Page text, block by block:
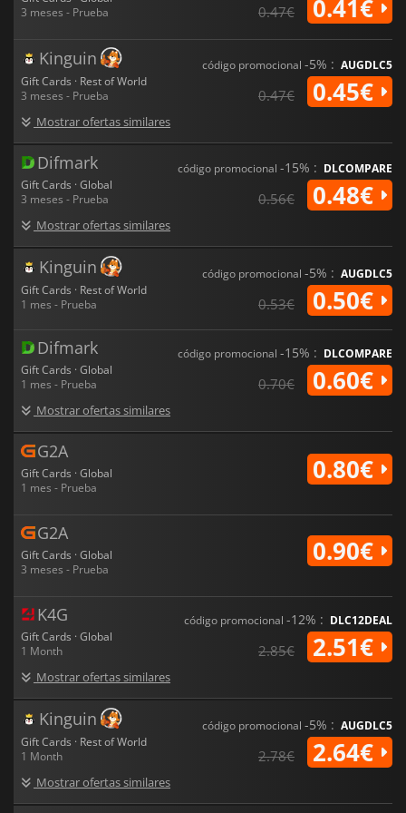
3 meses - Prueba
0.47€ 0.41€
Kinguin
Gift Cards · Rest of World
3 meses - Prueba
Mostrar ofertas similares
código promocional -5% : AUGDLC5
0.47€ 0.45€
Difmark
Gift Cards · Global
3 meses - Prueba
Mostrar ofertas similares
código promocional -15% : DLCOMPARE
0.56€ 0.48€
Kinguin
Gift Cards · Rest of World
1 mes - Prueba
código promocional -5% : AUGDLC5
0.53€ 0.50€
Difmark
Gift Cards · Global
1 mes - Prueba
Mostrar ofertas similares
código promocional -15% : DLCOMPARE
0.70€ 0.60€
G2A
Gift Cards · Global
1 mes - Prueba
0.80€
G2A
Gift Cards · Global
3 meses - Prueba
0.90€
K4G
Gift Cards · Global
1 Month
Mostrar ofertas similares
código promocional -12% : DLC12DEAL
2.85€ 2.51€
Kinguin
Gift Cards · Rest of World
1 Month
Mostrar ofertas similares
código promocional -5% : AUGDLC5
2.78€ 2.64€